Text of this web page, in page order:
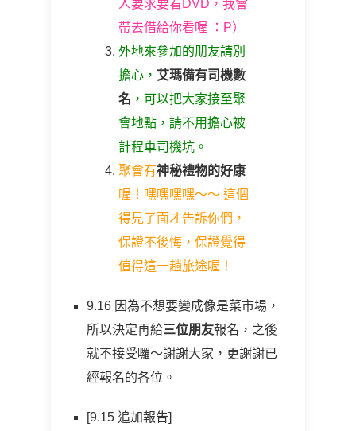
人要求要看DVD，我會
帶去借給你看喔 ：P）
外地來參加的朋友請別
擔心， 艾瑪備有司機數
名 ，可以把大家接至聚
會地點，請不用擔心被
計程車司機坑。
聚會有神秘禮物的好康
喔！嘿嘿嘿嘿～～ 這個
得見了面才告訴你們，
保證不後悔，保證覺得
值得這一趟旅途喔！
9.16 因為不想要變成像是菜市場，
所以決定再給三位朋友報名，之後
就不接受囉～謝謝大家，更謝謝已
經報名的各位。
[9.15 追加報告]